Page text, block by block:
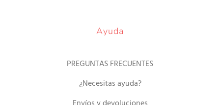
Ayuda
PREGUNTAS FRECUENTES
¿Necesitas ayuda?